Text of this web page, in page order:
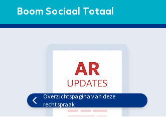
Boom Sociaal Totaal
Overzichtspagina van deze
rechtspraak